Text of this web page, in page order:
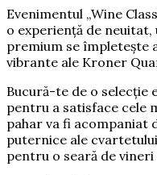
Evenimentul „Wine
o experiență de
premium se
vibrante ale Kroner
Bucură-te de o selecție
pentru a satisface cele
pahar va fi acompaniat
puternice ale
pentru o seară de vineri